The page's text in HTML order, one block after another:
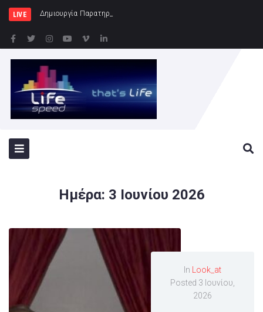
LIVE Δημιουργία Παρατηρητηρίου Έργων στην Περιφέ
Ημέρα: 3 Ιουνίου 2026
In
Look_at
Posted 3 Ιουνίου,
2026